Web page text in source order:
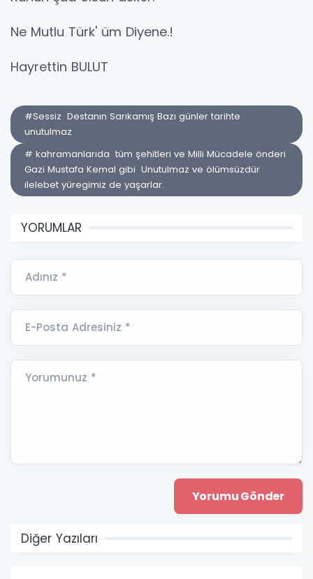
Ne Mutlu Türk' üm Diyene.!
Hayrettin BULUT
#Sessiz Destanın Sarıkamış Bazı günler tarihte
unutulmaz
# kahramanlarıda tüm şehitleri ve Milli Mücadele önderi
Gazi Mustafa Kemal gibi Unutulmaz ve ölümsüzdür
ilelebet yüregimiz de yaşarlar.
YORUMLAR
Adınız *
E-Posta Adresiniz *
Yorumunuz *
Diğer Yazıları